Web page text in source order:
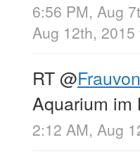
6:56 PM, Aug
Aug 12th, 2015
RT@
Aquarium
2:12 AM, Aug